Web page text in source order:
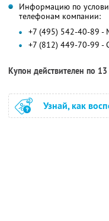
Информацию по
телефонам компании:
+7 (495) 542-40-89 -
+7 (812) 449-70-99 -
Купон действителен по
Узнай, как